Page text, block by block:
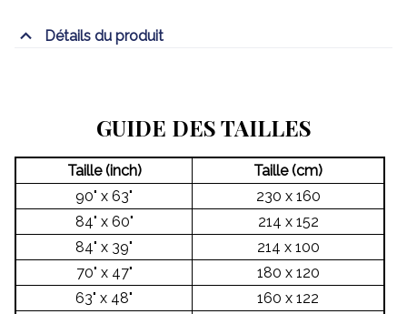
Détails du produit
GUIDE DES TAILLES
Taille (inch)
Taille (cm)
90" x 63"
230 x 160
84" x 60"
214 x 152
84" x 39"
214 x 100
70" x 47"
180 x 120
63" x 48"
160 x 122